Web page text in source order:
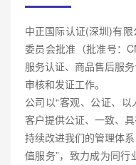
中正国际认证(深圳)有
委员会批准（批准号：
服务认证、商品售后服
审核和发证工作。
公司以“客观、公证、
客户提供公证、一致、
持续改进我们的管理体
值服务”，致力成为同行